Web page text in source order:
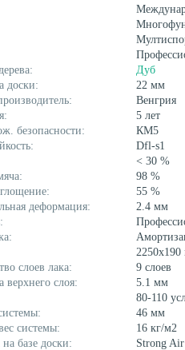
Дуб
доски:
22 мм
Венгрия
5 лет
безопасности:
КМ5
Dfl-s1
< 30 %
98 %
55 %
деформация:
2.4 мм
слоев лака:
9 слоев
верхнего слоя:
5.1 мм
80-110
46 мм
системы:
16 кг/м2
базе доски:
Strong Air